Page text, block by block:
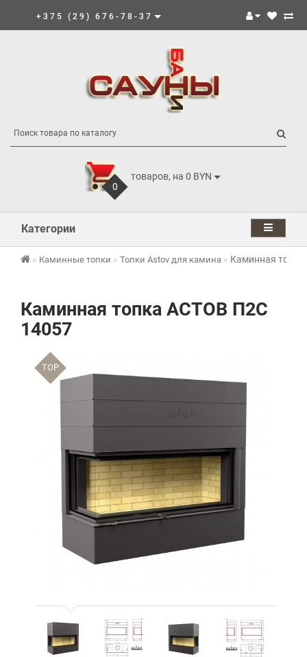
+375 (29) 676-78-37
0
товаров, на 0 BYN
Категории
Каминные топки Топки Astov для камина Каминная
Каминная топка АСТОВ П2С
14057
TOP